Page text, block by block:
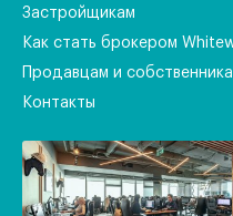
Застройщикам
Как стать брокером
Продавцам и
Контакты